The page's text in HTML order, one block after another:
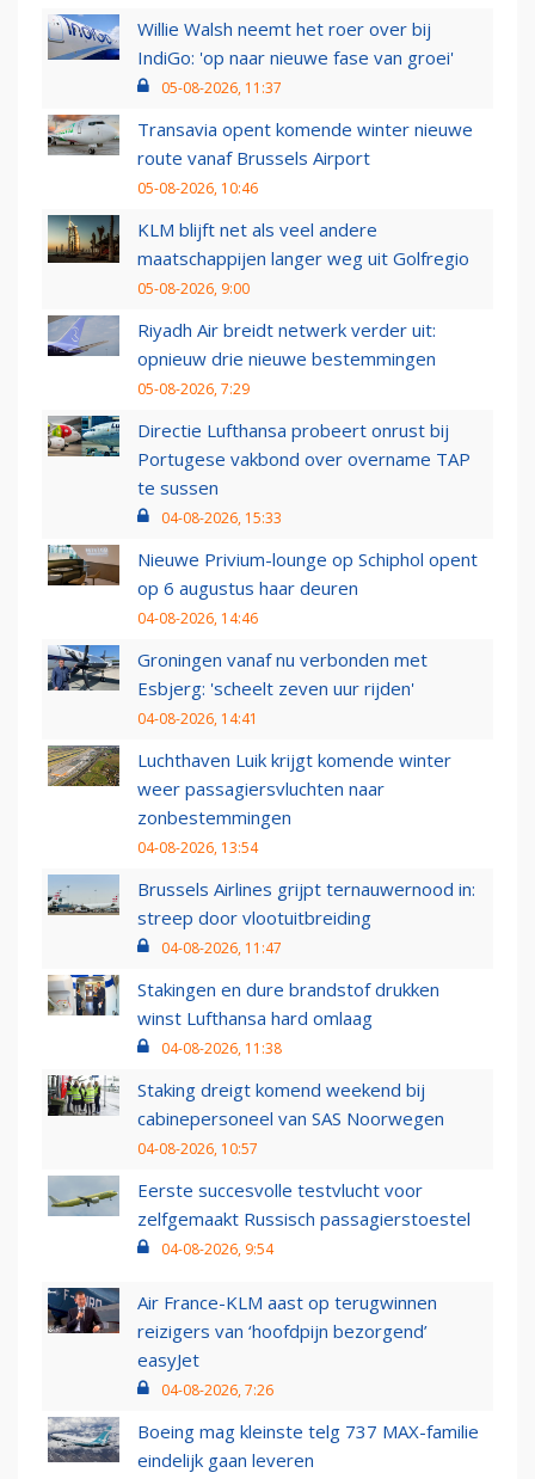
Willie Walsh neemt het roer over bij
IndiGo: 'op naar nieuwe fase van groei'
05-08-2026, 11:37
Transavia opent komende winter nieuwe
route vanaf Brussels Airport
05-08-2026, 10:46
KLM blijft net als veel andere
maatschappijen langer weg uit Golfregio
05-08-2026, 9:00
Riyadh Air breidt netwerk verder uit:
opnieuw drie nieuwe bestemmingen
05-08-2026, 7:29
Directie Lufthansa probeert onrust bij
Portugese vakbond over overname TAP
te sussen
04-08-2026, 15:33
Nieuwe Privium-lounge op Schiphol opent
op 6 augustus haar deuren
04-08-2026, 14:46
Groningen vanaf nu verbonden met
Esbjerg: 'scheelt zeven uur rijden'
04-08-2026, 14:41
Luchthaven Luik krijgt komende winter
weer passagiersvluchten naar
zonbestemmingen
04-08-2026, 13:54
Brussels Airlines grijpt ternauwernood in:
streep door vlootuitbreiding
04-08-2026, 11:47
Stakingen en dure brandstof drukken
winst Lufthansa hard omlaag
04-08-2026, 11:38
Staking dreigt komend weekend bij
cabinepersoneel van SAS Noorwegen
04-08-2026, 10:57
Eerste succesvolle testvlucht voor
zelfgemaakt Russisch passagierstoestel
04-08-2026, 9:54
Air France-KLM aast op terugwinnen
reizigers van ‘hoofdpijn bezorgend’
easyJet
04-08-2026, 7:26
Boeing mag kleinste telg 737 MAX-familie
eindelijk gaan leveren